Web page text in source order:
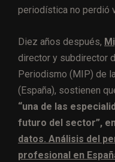
periodística no perdió
Diez años después,
director y subdirector
Periodismo (MIP) de
(España), sostienen
“una de las
futuro del sector”,
datos. Análisis del
profesional en